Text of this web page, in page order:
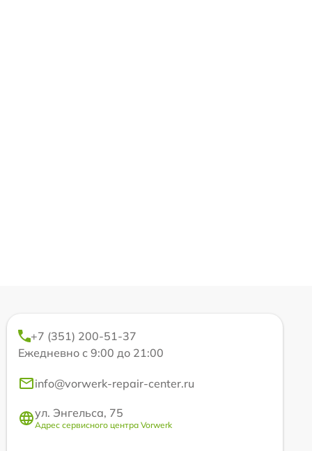
+7 (351) 200-51-37
Ежедневно с 9:00 до 21:00
info@vorwerk-repair-center.ru
ул. Энгельса, 75
Адрес сервисного центра Vorwerk